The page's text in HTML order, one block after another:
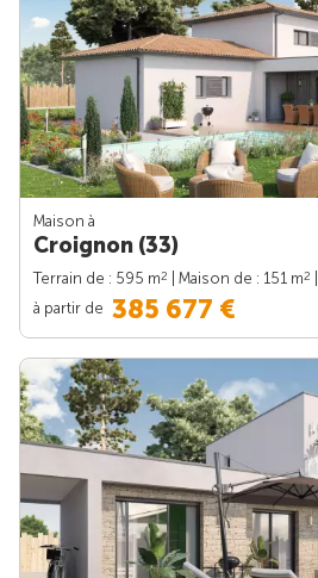
Maison à
Croignon (33)
Terrain de : 595 m2 | Maison de : 151 m2
à partir de 385 677 €